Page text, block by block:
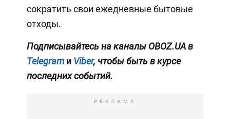
сократить свои ежедневные бытовые
отходы.
Подписывайтесь на каналы OBOZ.UA в
Telegram и Viber, чтобы быть в курсе
последних событий.
РЕКЛАМА